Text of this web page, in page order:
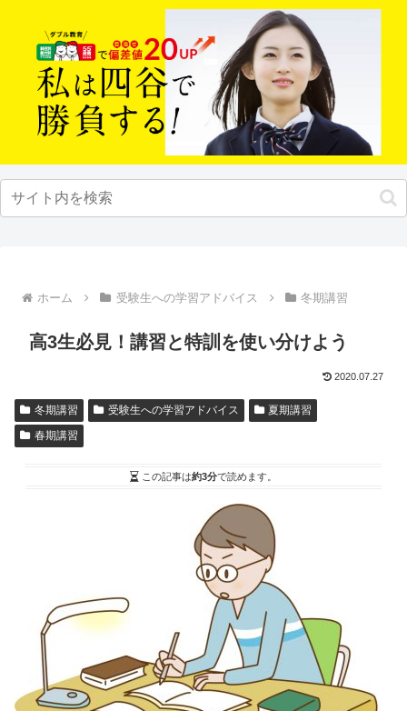
ホーム 受験生への学習アドバイス 冬期講習
高3生必見！講習と特訓を使い分けよう
2020.07.27
冬期講習 受験生への学習アドバイス
夏期講習
春期講習
この記事は約3分で読めます。